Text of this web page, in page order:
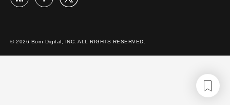
© 2026 Born Digital, INC. ALL RIGHTS RESERVED.